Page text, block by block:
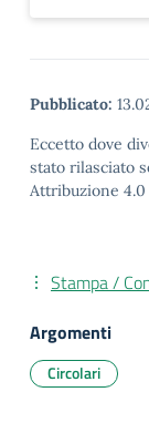
Pubblicato:
Eccetto dove
stato rilasciato
Attribuzione 4.0
Stampa /
Argomenti
Circolari